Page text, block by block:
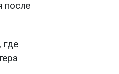
после
где